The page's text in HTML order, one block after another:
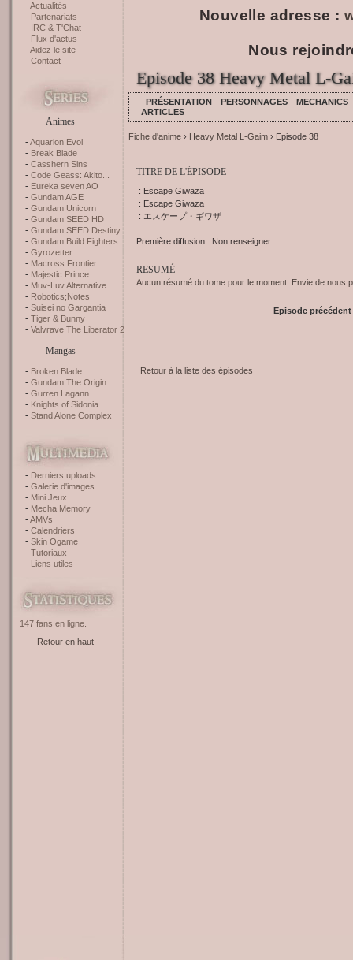
Actualités
Partenariats
IRC & T'Chat
Flux d'actus
Aidez le site
Contact
Animes
Aquarion Evol
Break Blade
Casshern Sins
Code Geass: Akito...
Eureka seven AO
Gundam AGE
Gundam Unicorn
Gundam SEED HD
Gundam SEED Destiny
Gundam Build Fighters
Gyrozetter
Macross Frontier
Majestic Prince
Muv-Luv Alternative
Robotics;Notes
Suisei no Gargantia
Tiger & Bunny
Valvrave The Liberator 2
Mangas
Broken Blade
Gundam The Origin
Gurren Lagann
Knights of Sidonia
Stand Alone Complex
Derniers uploads
Galerie d'images
Mini Jeux
Mecha Memory
AMVs
Calendriers
Skin Ogame
Tutoriaux
Liens utiles
147 fans en ligne.
- Retour en haut -
Nouvelle adresse :
Nous
Episode 38 Heavy Metal L-
PRÉSENTATION PERSONNAGES
MECHANICS
ARTICLES
Fiche d'anime › Heavy Metal L-Gaim › Episode 38
TITRE DE L'ÉPISODE
: Escape Giwaza
: Escape Giwaza
: エスケープ・ギワザ
Première diffusion : Non renseigner
RESUMÉ
Aucun résumé du tome pour le moment. Envie de nous
Episode précédent
Retour à la liste des épisodes